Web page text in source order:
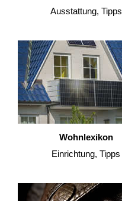
Ausstattung, Tipps
Wohnlexikon
Einrichtung, Tipps